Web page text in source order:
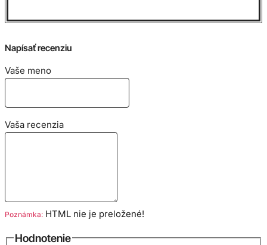
Napísať recenziu
Vaše meno
Vaša recenzia
Poznámka: HTML nie je preložené!
Hodnotenie